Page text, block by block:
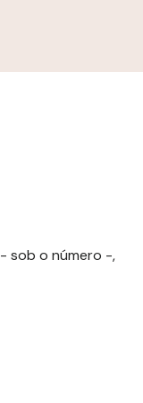
sob o número -,